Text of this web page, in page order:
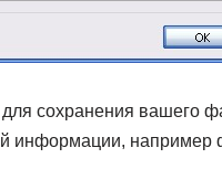
для сохранения вашего
информации,